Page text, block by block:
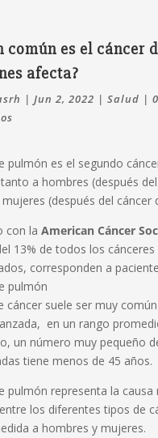
común es el cáncer
afecta?
| Jun 2, 2022 | Salud | 0
pulmón es el segundo
a hombres (después
(después del cáncer
con la American Cáncer
13% de todos los cánceres
corresponden a
pulmón
cáncer suele ser muy
en un rango
un número muy pequeño
tiene menos de 45 años.
pulmón representa la
los diferentes tipos de
a hombres y mujeres.